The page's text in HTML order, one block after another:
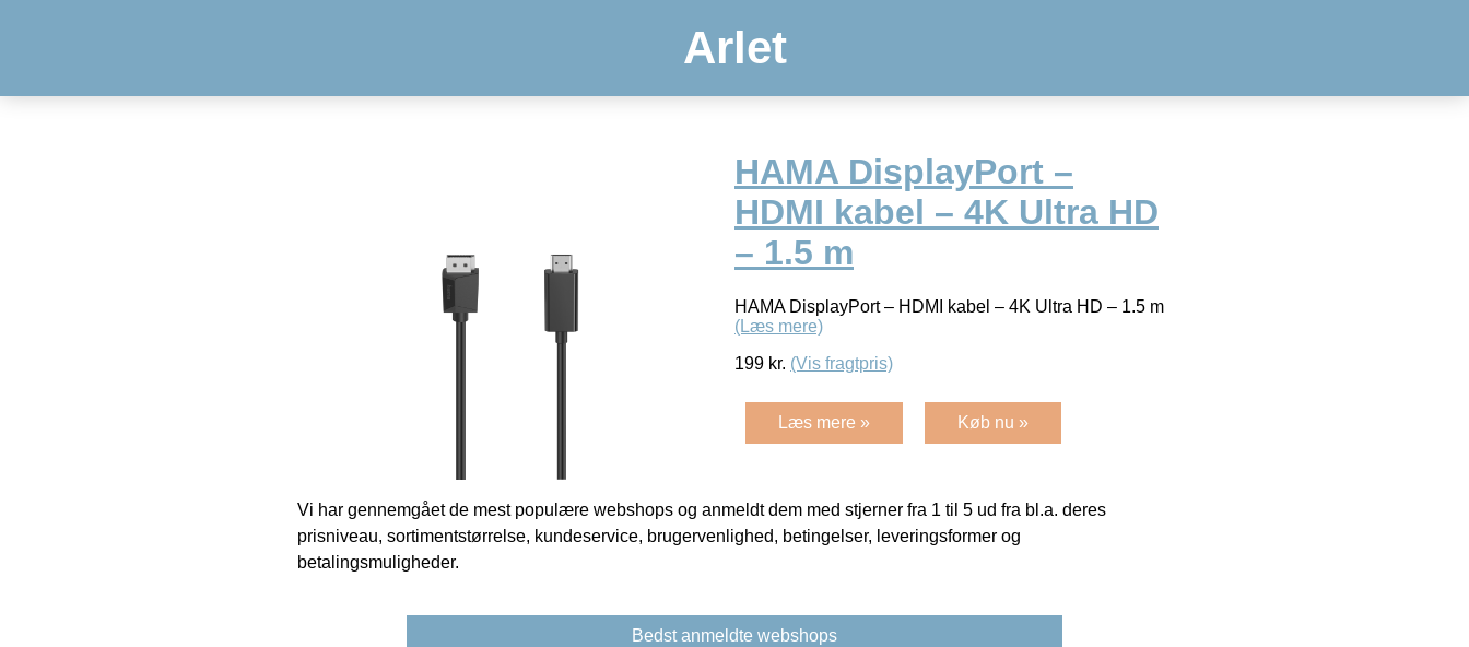
Arlet
HAMA DisplayPort –
HDMI kabel – 4K Ultra HD
– 1.5 m
HAMA DisplayPort – HDMI kabel – 4K Ultra HD – 1.5 m
(Læs mere)
199 kr. (Vis fragtpris)
Læs mere » Køb nu »
Vi har gennemgået de mest populære webshops og anmeldt dem med stjerner fra 1 til 5 ud fra bl.a. deres
prisniveau, sortimentstørrelse, kundeservice, brugervenlighed, betingelser, leveringsformer og
betalingsmuligheder.
Bedst anmeldte webshops